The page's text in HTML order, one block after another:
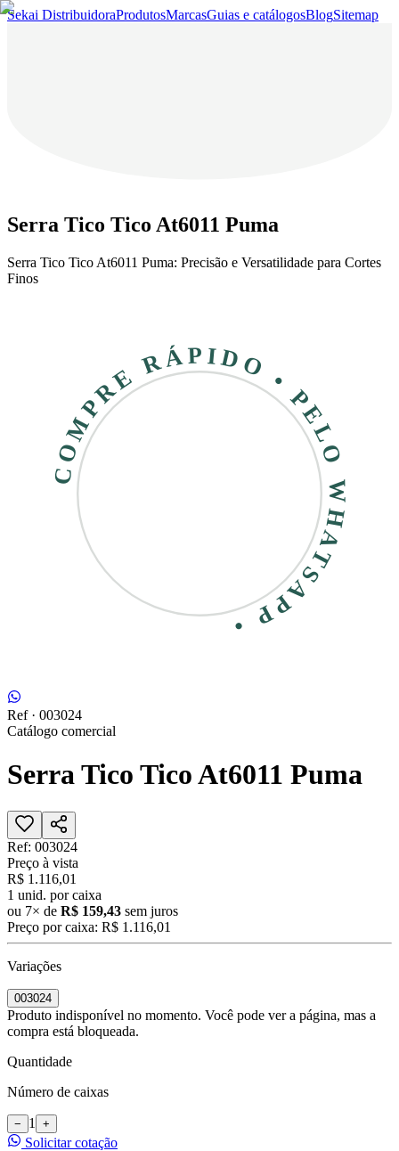
Sekai DistribuidoraProdutosMarcasGuias e catálogosBlogSitemap
Serra Tico Tico At6011 Puma
Serra Tico Tico At6011 Puma: Precisão e Versatilidade para Cortes
Finos
COMPRE RÁPIDO • PELO WHATSAPP •
Ref · 003024
Catálogo comercial
Serra Tico Tico At6011 Puma
Ref: 003024
Preço à vista
R$ 1.116,01
1 unid. por caixa
ou 7× de R$ 159,43 sem juros
Preço por caixa: R$ 1.116,01
Variações
003024
Produto indisponível no momento. Você pode ver a página, mas a
compra está bloqueada.
Quantidade
Número de caixas
− 1 +
Solicitar cotação